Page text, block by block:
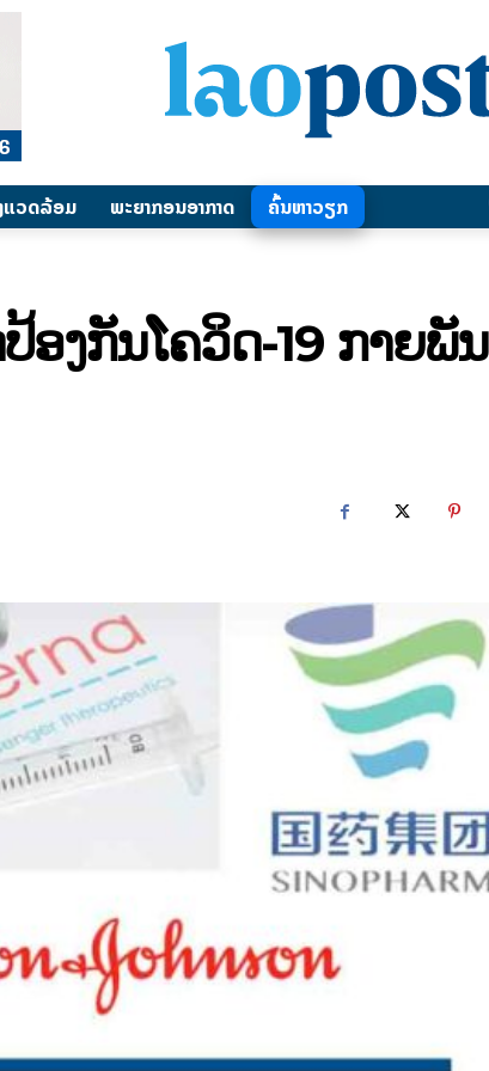
ແວດລ້ອມ ພະຍາກອນອາກາດ ຄົ້ນຫາວຽກ
ງກັນໂຄວິດ-19 ກາຍພັນ